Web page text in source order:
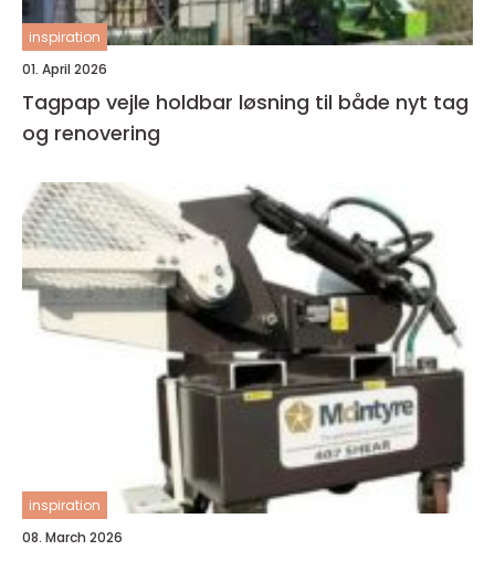
inspiration
01. April 2026
Tagpap vejle holdbar løsning til både nyt tag
og renovering
inspiration
08. March 2026